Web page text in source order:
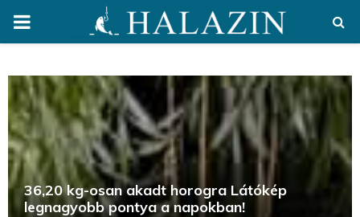
PRIMARY
36,20 kg-osan akadt horogra Látókép
legnagyobb pontya a napokban!